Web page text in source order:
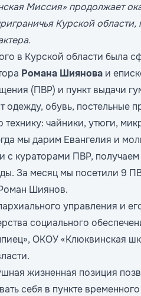
Миссия» продолжает
Курской
в Курской области была
Романа Шиянова и
(ПВР) и пункт выдачи
одежду, обувь, постельные
чайники, утюги,
мы дарим Евангелия и
с кураторами ПВР,
За месяц мы посетили 9
Шиянов.
управления и
социального
ОКОУ «Клюквинская
жизненная позиция
себя в пункте